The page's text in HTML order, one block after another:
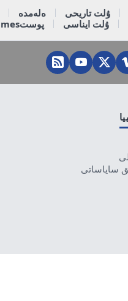
ۇلت تاريحى ەلەمدە
ۇلت ايناسى پوستtimes
ساياساتى